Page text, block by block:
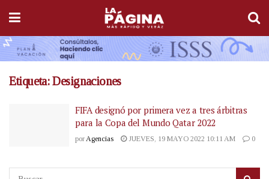
Etiqueta:Designaciones
FIFA designó por primera vez a tres árbitras
para la Copa del Mundo Qatar 2022
por Agencias JUEVES, 19 MAYO 2022 10:11 AM 0